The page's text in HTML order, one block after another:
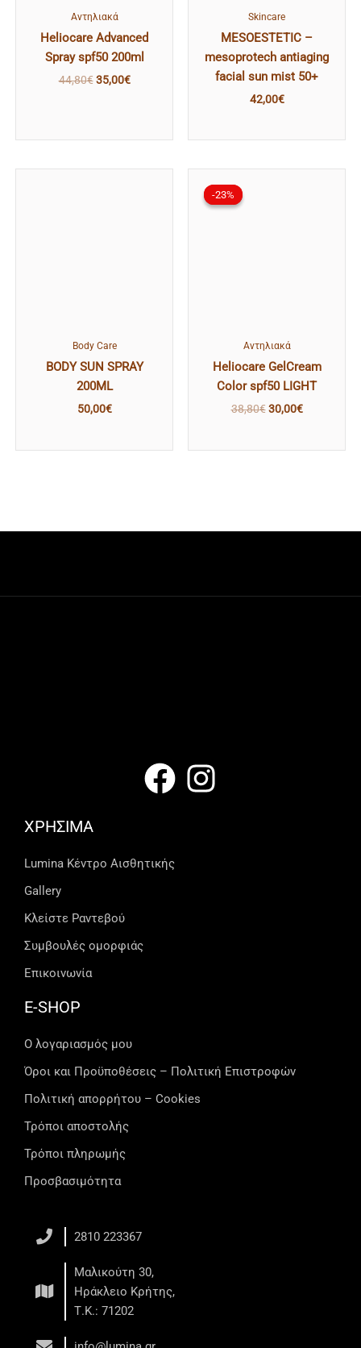
Αντηλιακά
Heliocare Advanced
Spray spf50 200ml
44,80€ 35,00€
Skincare
MESOESTETIC –
mesoprotech antiaging
facial sun mist 50+
42,00€
Body Care
BODY SUN SPRAY
200ΜL
50,00€
-23%
-23%
Αντηλιακά
Heliocare GelCream
Color spf50 LIGHT
38,80€ 30,00€
ΧΡΗΣΙΜΑ
Lumina Kέντρο Αισθητικής
Gallery
Κλείστε Ραντεβού
Συμβουλές ομορφιάς
Επικοινωνία
E-SHOP
Ο λογαριασμός μου
Όροι και Προϋποθέσεις – Πολιτική Επιστροφών
Πολιτική απορρήτου – Cookies
Τρόποι αποστολής
Τρόποι πληρωμής
Προσβασιμότητα
2810 223367
Μαλικούτη 30,
Ηράκλειο Κρήτης,
Τ.Κ.: 71202